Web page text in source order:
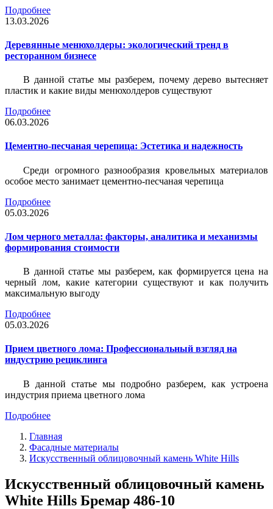
Подробнее
13.03.2026
Деревянные менюхолдеры: экологический тренд в
ресторанном бизнесе
В данной статье мы разберем, почему дерево вытесняет
пластик и какие виды менюхолдеров существуют
Подробнее
06.03.2026
Цементно-песчаная черепица: Эстетика и надежность
Среди огромного разнообразия кровельных материалов
особое место занимает цементно-песчаная черепица
Подробнее
05.03.2026
Лом черного металла: факторы, аналитика и механизмы
формирования стоимости
В данной статье мы разберем, как формируется цена на
черный лом, какие категории существуют и как получить
максимальную выгоду
Подробнее
05.03.2026
Прием цветного лома: Профессиональный взгляд на
индустрию рециклинга
В данной статье мы подробно разберем, как устроена
индустрия приема цветного лома
Подробнее
Главная
Фасадные материалы
Искусственный облицовочный камень White Hills
Искусственный облицовочный камень
White Hills Бремар 486-10